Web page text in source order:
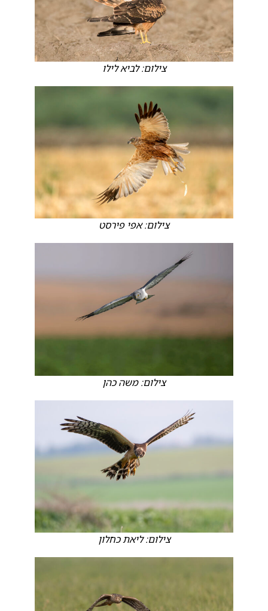
צילום: לביא לילו
צילום: אפי פירסט
צילום: משה כהן
צילום: ליאת כחלון